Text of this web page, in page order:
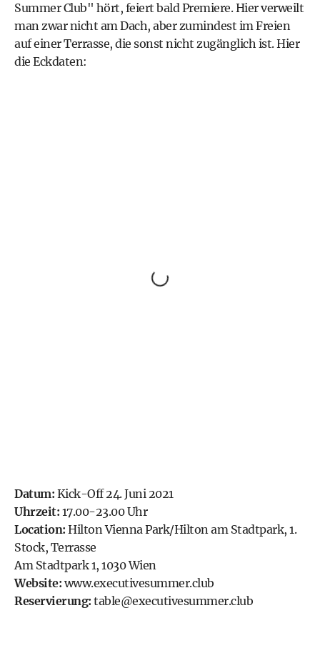
Summer Club" hört, feiert bald Premiere. Hier verweilt
man zwar nicht am Dach, aber zumindest im Freien
auf einer Terrasse, die sonst nicht zugänglich ist. Hier
die Eckdaten:
Datum: Kick-Off 24. Juni 2021
Uhrzeit: 17.00-23.00 Uhr
Location: Hilton Vienna Park/Hilton am Stadtpark, 1.
Stock, Terrasse
Am Stadtpark 1, 1030 Wien
Website: www.executivesummer.club
Reservierung: table@executivesummer.club